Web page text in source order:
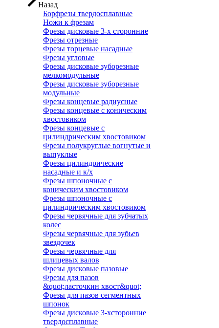
Назад
Борфрезы твердосплавные
Ножи к фрезам
Фрезы дисковые 3-х сторонние
Фрезы отрезные
Фрезы торцевые насадные
Фрезы угловые
Фрезы дисковые зуборезные
мелкомодульные
Фрезы дисковые зуборезные
модульные
Фрезы концевые радиусные
Фрезы концевые с коническим
хвостовиком
Фрезы концевые с
цилиндрическим хвостовиком
Фрезы полукруглые вогнутые и
выпуклые
Фрезы цилиндрические
насадные и к/х
Фрезы шпоночные с
коническим хвостовиком
Фрезы шпоночные с
цилиндрическим хвостовиком
Фрезы червячные для зубчатых
колес
Фрезы червячные для зубьев
звездочек
Фрезы червячные для
шлицевых валов
Фрезы дисковые пазовые
Фрезы для пазов
&quot;ласточкин хвост&quot;
Фрезы для пазов сегментных
шпонок
Фрезы дисковые 3-хсторонние
твердосплавные